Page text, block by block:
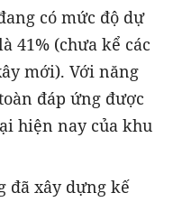
có mức độ dự
41% (chưa kể các
mới). Với năng
đáp ứng được
hiện nay của khu
đã xây dựng kế